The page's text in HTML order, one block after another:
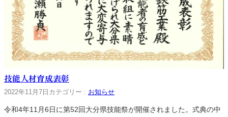
技能人材育成表彰
2022年11月7日 カテゴリー : お知らせ
令和4年11月6日に第52回大分県技能祭が開催されました。式典の中